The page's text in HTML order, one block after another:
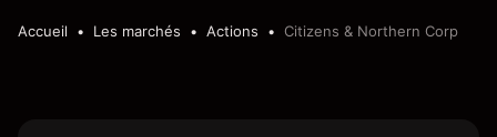
Accueil Les marchés Actions Citizens & Northern Corp